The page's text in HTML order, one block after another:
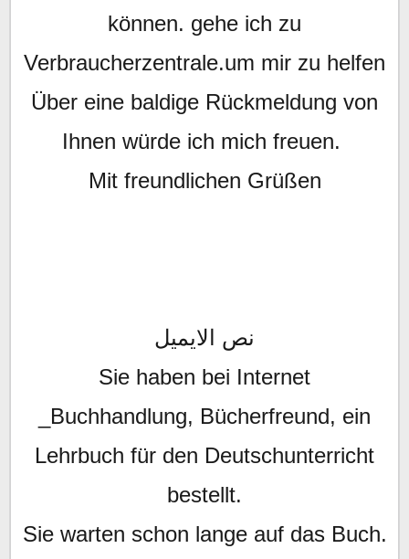
können. gehe ich zu
Verbraucherzentrale.um mir zu helfen
Über eine baldige Rückmeldung von
Ihnen würde ich mich freuen.
Mit freundlichen Grüßen
نص الايميل
Sie haben bei Internet
_Buchhandlung, Bücherfreund, ein
Lehrbuch für den Deutschunterricht
bestellt.
Sie warten schon lange auf das Buch.